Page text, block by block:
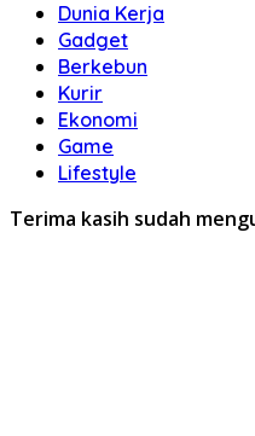
Dunia Kerja
Gadget
Berkebun
Kurir
Ekonomi
Game
Lifestyle
Terima kasih sudah